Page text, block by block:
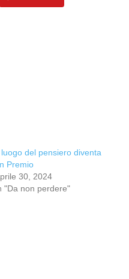
luogo del pensiero diventa
Premio
30, 2024
"Da non perdere"